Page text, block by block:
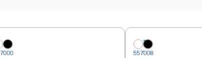
557008